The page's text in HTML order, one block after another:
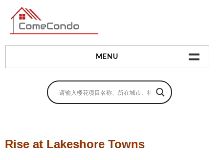
多伦多最新最全的楼花搜索引擎
MENU
地产相关
卖房指南
Rise at Lakeshore Towns